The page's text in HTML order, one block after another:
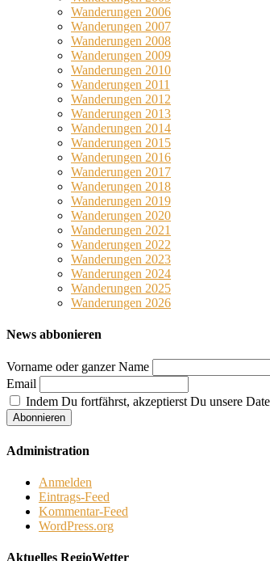
Wanderungen 2006
Wanderungen 2007
Wanderungen 2008
Wanderungen 2009
Wanderungen 2010
Wanderungen 2011
Wanderungen 2012
Wanderungen 2013
Wanderungen 2014
Wanderungen 2015
Wanderungen 2016
Wanderungen 2017
Wanderungen 2018
Wanderungen 2019
Wanderungen 2020
Wanderungen 2021
Wanderungen 2022
Wanderungen 2023
Wanderungen 2024
Wanderungen 2025
Wanderungen 2026
News abbonieren
Vorname oder ganzer Name
Email
Indem Du fortfährst, akzeptierst Du unsere
Administration
Anmelden
Eintrags-Feed
Kommentar-Feed
WordPress.org
Aktuelles RegioWetter